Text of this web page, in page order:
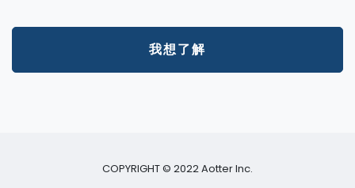
我想了解
COPYRIGHT © 2022 Aotter Inc.